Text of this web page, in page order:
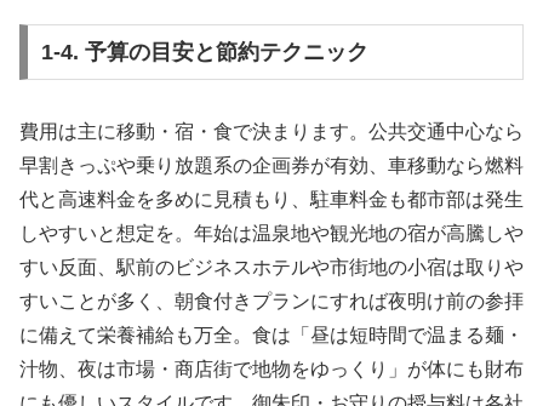
1-4. 予算の目安と節約テクニック
費用は主に移動・宿・食で決まります。公共交通中心なら
早割きっぷや乗り放題系の企画券が有効、車移動なら燃料
代と高速料金を多めに見積もり、駐車料金も都市部は発生
しやすいと想定を。年始は温泉地や観光地の宿が高騰しや
すい反面、駅前のビジネスホテルや市街地の小宿は取りや
すいことが多く、朝食付きプランにすれば夜明け前の参拝
に備えて栄養補給も万全。食は「昼は短時間で温まる麺・
汁物、夜は市場・商店街で地物をゆっくり」が体にも財布